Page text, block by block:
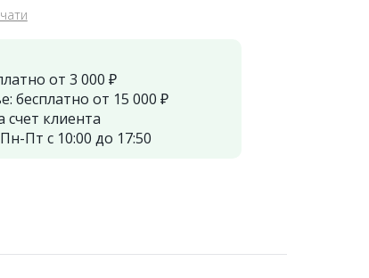
от 3 000 ₽
бесплатно от 15 000 ₽
счет клиента
Пн-Пт с 10:00 до 17:50